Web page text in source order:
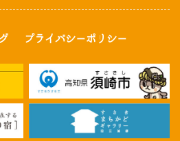
プライバシーポリシー